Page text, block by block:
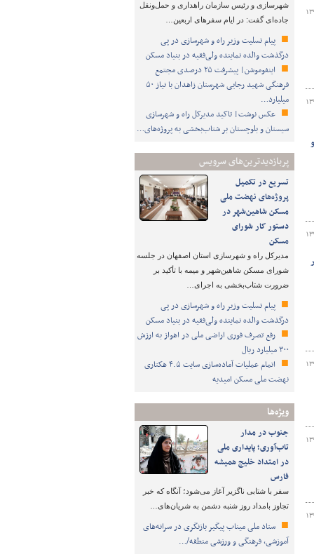
شهرسازی و رئیس سازمان راهداری و حمل‌ونقل
جاده‌ای گفت: در ایام سفرهای اربعین…
پیام تسلیت وزیر راه و شهرسازی در پی
درگذشت والده نماینده ولی‌فقیه در بنیاد مسکن
اینفوموشن| پیشرفت ۲۵ درصدی مجتمع
فرهنگی شهید رجایی شهرستان زاهدان با نیاز ۵۰
میلیارد…
عکس نوشت| تاکید مدیرکل راه و شهرسازی
سیستان و بلوچستان بر شتاب‌بخشی به پروژه‌های…
پربازدیدترین‌های سرویس
تسریع در تکمیل
پروژه‌های نهضت ملی
مسکن شاهین‌شهر در
دستور کار شورای
مسکن
مدیرکل راه و شهرسازی استان اصفهان در جلسه
شورای مسکن شاهین‌شهر و میمه با تأکید بر
ضرورت شتاب‌بخشی به اجرای…
پیام تسلیت وزیر راه و شهرسازی در پی
درگذشت والده نماینده ولی‌فقیه در بنیاد مسکن
رفع تصرف فوری اراضی ملی در اهواز به ارزش
۳۰۰ میلیارد ریال
اتمام عملیات آماده‌سازی سایت ۴.۵ هکتاری
نهضت ملی مسکن امیدیه
ویژه‌ها
جنوب در مدار
تاب‌آوری؛ پایداری ملی
در امتداد خلیج همیشه
فارس
سفر با شتابی ناگزیر آغاز می‌شود؛ آنگاه که خبر
تجاوز بامداد روز شنبه دشمن به شریان‌های…
ستاد ملی میناب پیگیر بازنگری در سرانه‌های
آموزشی، فرهنگی و ورزشی منطقه/…
و